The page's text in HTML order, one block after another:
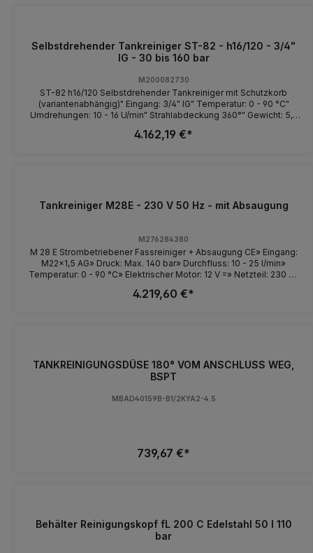
Selbstdrehender Tankreiniger ST-82 - h16/120 - 3/4"
IG - 30 bis 160 bar
M200082730
ST-82 h16/120 Selbstdrehender Tankreiniger mit Schutzkorb
(variantenabhängig)" Eingang: 3/4" IG" Temperatur: 0 - 90 °C"
Umdrehungen: 10 - 16 U/min" Strahlabdeckung 360°" Gewicht: 5,9
BESTELLUNG DER TANKREINIGER BITTEN WIR SIE DIE DRUCK &
4.162,19 €*
Tankreiniger M28E - 230 V 50 Hz - mit Absaugung
M276284380
M 28 E Strombetriebener Fassreiniger + Absaugung CE» Eingang:
M22x1,5 AG» Druck: Max. 140 bar» Durchfluss: 10 - 25 l/min»
Temperatur: 0 - 90 °C» Elektrischer Motor: 12 V =» Netzteil: 230 V /
6,2 kg» Düsen sind im Lieferumfang enthalten
4.219,60 €*
TANKREINIGUNGSDÜSE 180° VOM ANSCHLUSS WEG,
BSPT
MBAD40159B-B1/2KYA2-4.5
739,67 €*
Behälter Reinigungskopf fL 200 C Edelstahl 50 l 110
bar